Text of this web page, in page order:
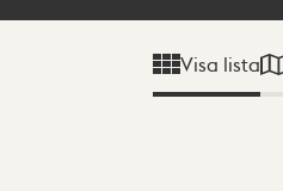
Visa lista